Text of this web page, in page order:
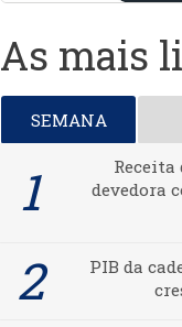
As mais
SEMANA
devedora
PIB da